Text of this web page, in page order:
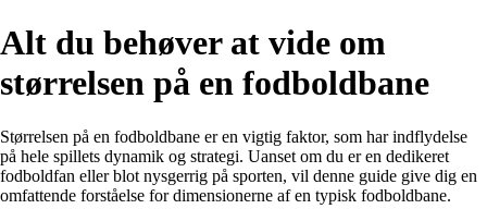
Alt du behøver at vide om
størrelsen på en fodboldbane
Størrelsen på en fodboldbane er en vigtig faktor, som har indflydelse
på hele spillets dynamik og strategi. Uanset om du er en dedikeret
fodboldfan eller blot nysgerrig på sporten, vil denne guide give dig en
omfattende forståelse for dimensionerne af en typisk fodboldbane.